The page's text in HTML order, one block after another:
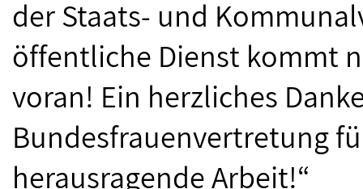
der Staats- und
öffentliche Dienst kommt
voran! Ein herzliches
Bundesfrauenvertretung
herausragende Arbeit!“